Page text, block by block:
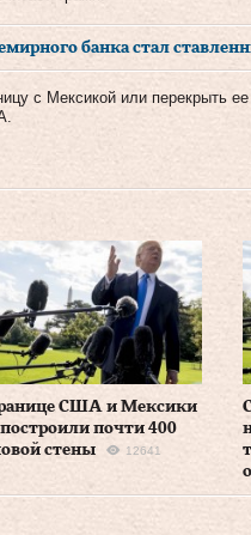
банка стал
с Мексикой или перекрыть
США и Мексики
почти 400
стены
12641